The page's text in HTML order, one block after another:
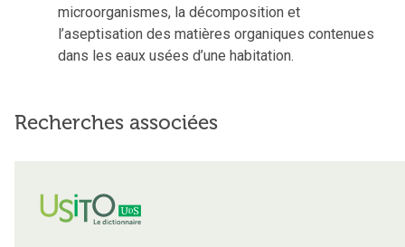
microorganismes, la décomposition et
l’aseptisation des matières organiques contenues
dans les eaux usées d’une habitation.
Recherches associées